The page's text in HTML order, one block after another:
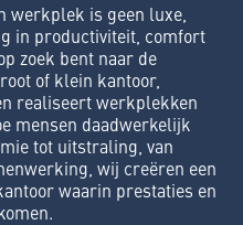
werkplek is geen luxe,
in productiviteit, comfort
zoek bent naar de
of klein kantoor,
realiseert werkplekken
mensen daadwerkelijk
tot uitstraling, van
wij creëren een
waarin prestaties en